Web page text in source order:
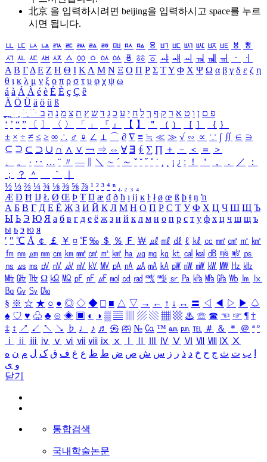
北京 을 입력하시려면 beijing을 입력하시고 space를 누르
시면 됩니다.
ㅥ ㅦ ㅧ ㅨ ㅩ ㅪ ㅫ ㅬ ㅭ ㅮ ㅯ ㅰ ㅱ ㅲ ㅳ ㅴ ㅵ ㅶ ㅷ ㅸ
ㅹ
ㅺ ㅻ ㅼ ㅽ ㅾ ㅿ ㆀ ㆁ ㆂ ㆃ ㆄ ㆅ ㆆ ㆇ ㆈ ㆉ ㆊ ㆋ ㆌ ㆍ
ㆎ
Α Β ΓΔ Ε Ζ Η Θ Ι ΚΛ Μ Ν Ξ Ο Π Ρ Σ ΤΥ Φ Χ Ψ Ω α β γ δ ε ζ η
θ ι κ λ μ ν ξ ο π ρ σ τ υ φ χ ψ ω
á à Á À é è É È ç Ç ê
Ä Ö Ü ä ö ü ß
ִֶֹ ֻּ ׁׂ פ ם ן ו ט א ר ק ף ך ל ח י ע כ ג ד ש ץ ת צ מ נ ה ב
‘ ’ “ ” 〔 〕 〈 〉 「 」 『 』 【 】 ＂ （ ） ［ ］ ｛ ｝
± × ÷ ≠ ≤ ≥ ∞ ∴ ♂ ♀ ∠ ⊥ ⌒ ∂ ∇ ≡ ≒ ≪ ≫ √ ∽ ∝ ∵ ∫ ∬ ∈ ∋
⊆ ⊇ ⊂ ⊃ ∪ ∩ ∧ ∨ ￢ ⇒ ⇔ ∀ ∃ ∮ ∑ ∏ ＋ － ＜ ＝
＞
、
。 · ‥ … ¨ 〃 ― ＼ ∼ ´ ～ ˇ ˘ ˝ ˚ ˙ ¸ ¡ ¿ ː ！ ＇ ， ． ／
：
；
？ ＾ ｀
½ ⅓ ⅔ ¼ ¾ ⅛ ⅜ ⅝ ⅞ ¹ ² ³ ⁴ ⁿ ₁ ₂ ₃ ₄
Æ Ð Ħ Ĳ Ł Ø Œ Þ Ŧ Ŋ æ đ ð ħ ı ĳ ĸ ŀ ł ø œ ß þ ŧ ŋ ŉ
А Б В Г Д Е Ё Ж З И Й К Л М Н О П Р С Т У Ф Х Ц Ч Ш Щ Ъ
Ы Ь Э Ю Я а б в г д е ё ж з и й к л м н о п р с т у ф х ц ч ш щ ъ
ы ь э ю я
′ ″ ℃ Å ￠ ￡ ￥ ¤ ℉ ‰ ＄ ％ Ｆ ￦ ㎕ ㎖ ㎗ ℓ ㎘ ㏄ ㎣ ㎤ ㎥ ㎦
㎙ ㎚ ㎛ ㎜ ㎝ ㎞ ㎟ ㎠ ㎡ ㎢ ㏊ ㎍ ㎎ ㎏ ㏏ ㎈ ㎉ ㏈ ㎧ ㎨ ㎰
㎱ ㎲ ㎳ ㎴ ㎵ ㎶ ㎷ ㎸ ㎹ ㎀ ㎁ ㎂ ㎃ ㎄ ㎺ ㎻ ㎽ ㎾ ㎿ ㎐ ㎑
㎒ ㎓ ㎔ Ω ㏀ ㏁ ㎊ ㎋ ㎌ ㏖ ㏅ ㎭ ㎮ ㎯ ㏛ ㎩ ㎪ ㎫ ㎬ ㏝ ㏐
㏓
㏃ ㏉ ㏜ ㏆
§ ※ ☆ ★ ○ ● ◎ ◇ ◆ □ ■ △ ▽ → ← ↑ ↓ ↔ 〓 ◁ ◀ ▷ ▶ ♤
♠ ♡ ♥ ♧ ♣ ⊙ ◈ ▣ ◐ ◑ ▒ ▤ ▨ ▧ ▦ ▩ ♨ ☏ ☎ ☜ ☞ ¶ †
‡ ↕ ↗ ↙ ↖ ↘ ♭ ♩ ♪ ♬ ㉿ ㈜ № ㏇ ™ ㏂ ㏘ ℡ ＃ ＆ ＊ ＠ ª º
ⅰ
ⅱ ⅲ ⅳ ⅴ ⅵ ⅶ ⅷ ⅸ ⅹ Ⅳ Ⅴ Ⅵ Ⅶ Ⅷ Ⅸ Ⅹ
ب ت ث ج ح خ د ذ ر ز س ش ص ض ط ظ ع غ ف ق ک ل م ن ه
و ی
닫기
통합검색
국내학술논문